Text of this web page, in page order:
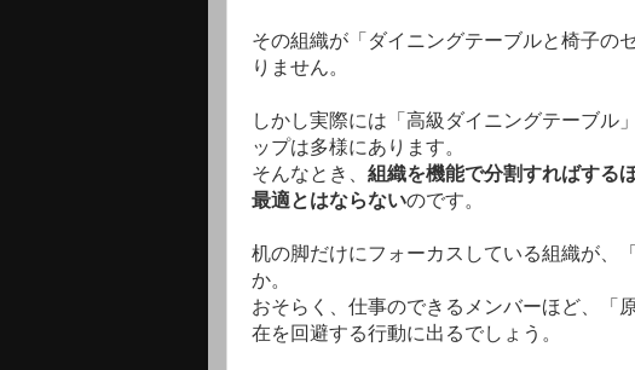
その組織が「ダイニングテーブルと椅子の
りません。
しかし実際には「高級ダイニングテーブル
ップは多様にあります。
そんなとき、 組織を機能で分割すればする
最適とはならないのです。
机の脚だけにフォーカスしている組織が、
か。
おそらく、仕事のできるメンバーほど、「
在を回避する行動に出るでしょう。